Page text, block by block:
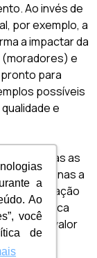
a
Ao
você
de
Ao invés de
por exemplo, a
a impactar da
(moradores) e
para
possíveis
e
ambas as
não apenas a
e a otimização
a busca
de mais valor